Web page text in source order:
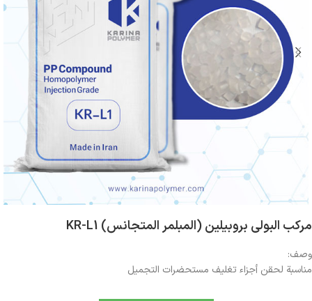
مركب البولي بروبيلين (المبلمر المتجانس) KR-L1
وصف:
مناسبة لحقن أجزاء تغليف مستحضرات التجميل